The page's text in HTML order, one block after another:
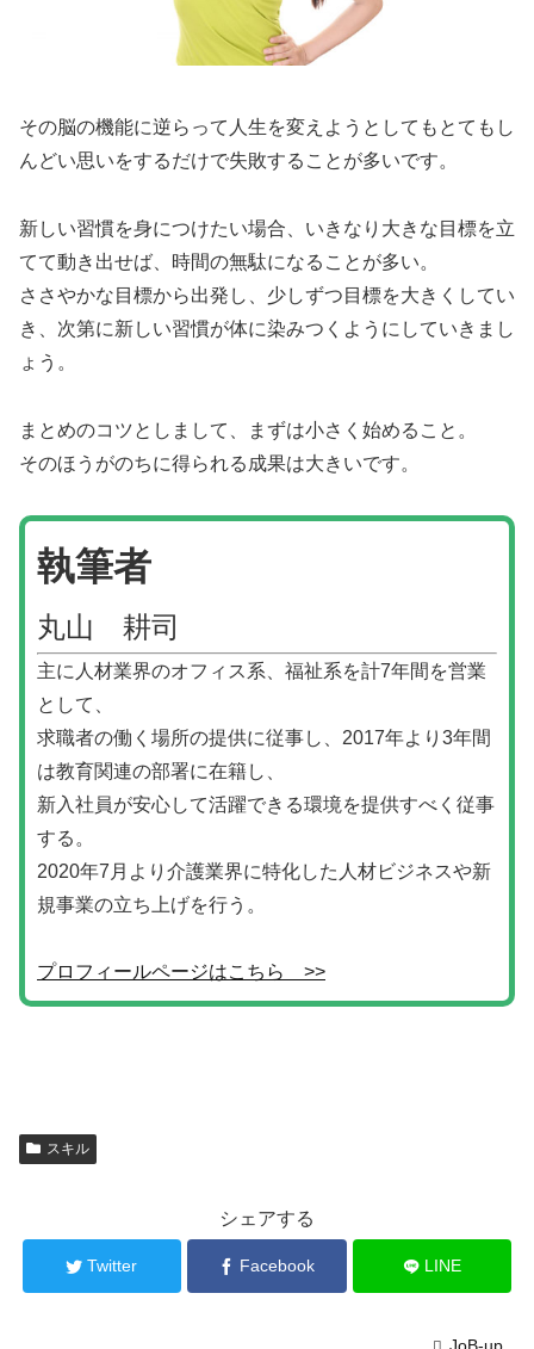
その脳の機能に逆らって人生を変えようとしてもとてもし
んどい思いをするだけで失敗することが多いです。
新しい習慣を身につけたい場合、いきなり大きな目標を立
てて動き出せば、時間の無駄になることが多い。
ささやかな目標から出発し、少しずつ目標を大きくしてい
き、次第に新しい習慣が体に染みつくようにしていきまし
ょう。
まとめのコツとしまして、まずは小さく始めること。
そのほうがのちに得られる成果は大きいです。
執筆者
丸山 耕司
主に人材業界のオフィス系、福祉系を計7年間を営業
として、
求職者の働く場所の提供に従事し、2017年より3年間
は教育関連の部署に在籍し、
新入社員が安心して活躍できる環境を提供すべく従事
する。
2020年7月より介護業界に特化した人材ビジネスや新
規事業の立ち上げを行う。
プロフィールページはこちら >>
スキル
シェアする
Twitter Facebook LINE